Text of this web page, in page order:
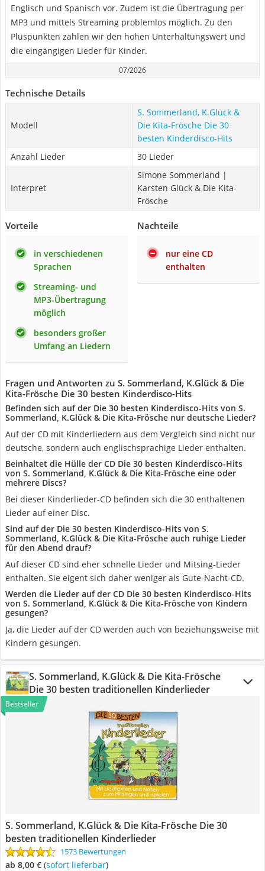
Englisch und Spanisch vor. Zudem ist die Übertragung per
MP3 und mittels Streaming problemlos möglich. Zu den
Pluspunkten zählen wir den hohen Unterhaltungswert und
die eingängigen Lieder für Kinder.
07/2026
Technische Details
Modell
S. Sommerland, K.Glück &
Die Kita-Frösche Die 30
besten Kinderdisco-Hits
Anzahl Lieder
30 Lieder
Interpret
Simone Sommerland |
Karsten Glück & Die Kita-
Frösche
Vorteile
in verschiedenen
Sprachen
Streaming- und
MP3-Übertragung
möglich
besonders großer
Umfang an Liedern
Nachteile
nur eine CD
enthalten
Fragen und Antworten zu S. Sommerland, K.Glück & Die
Kita-Frösche Die 30 besten Kinderdisco-Hits
Befinden sich auf der Die 30 besten Kinderdisco-Hits von S.
Sommerland, K.Glück & Die Kita-Frösche nur deutsche Lieder?
Auf der CD mit Kinderliedern aus dem Vergleich sind nicht nur
deutsche, sondern auch englischsprachige Lieder enthalten.
Beinhaltet die Hülle der CD Die 30 besten Kinderdisco-Hits
von S. Sommerland, K.Glück & Die Kita-Frösche eine oder
mehrere Discs?
Bei dieser Kinderlieder-CD befinden sich die 30 enthaltenen
Lieder auf einer Disc.
Sind auf der Die 30 besten Kinderdisco-Hits von S.
Sommerland, K.Glück & Die Kita-Frösche auch ruhige Lieder
für den Abend drauf?
Auf dieser CD sind eher schnelle Lieder und Mitsing-Lieder
enthalten. Sie eigent sich daher weniger als Gute-Nacht-CD.
Werden die Lieder auf der CD Die 30 besten Kinderdisco-Hits
von S. Sommerland, K.Glück & Die Kita-Frösche von Kindern
gesungen?
Ja, die Lieder auf der CD werden auch von beziehungsweise mit
Kindern gesungen.
S. Sommerland, K.Glück & Die Kita-Frösche
Die 30 besten traditionellen Kinderlieder
Bestseller
S. Sommerland, K.Glück & Die Kita-Frösche Die 30
besten traditionellen Kinderlieder
1573 Bewertungen
ab 8,00 € ( Sofort lieferbar)